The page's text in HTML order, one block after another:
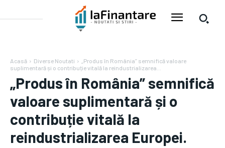
Acasă Diverse Noutati
„Produs în România” semnifică valoare
suplimentară și o contribuție vitală la reindustrializarea...
„Produs în România” semnifică
valoare suplimentară și o
contribuție vitală la
reindustrializarea Europei.